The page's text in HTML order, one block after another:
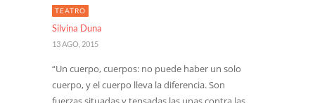
TEATRO
Silvina Duna
13 AGO, 2015
“Un cuerpo, cuerpos: no puede haber un solo
cuerpo, y el cuerpo lleva la diferencia. Son